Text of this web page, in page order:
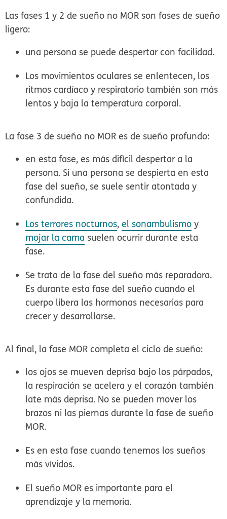
Las fases 1 y 2 de sueño no MOR son fases de sueño
ligero:
una persona se puede despertar con facilidad.
Los movimientos oculares se enlentecen, los
ritmos cardíaco y respiratorio también son más
lentos y baja la temperatura corporal.
La fase 3 de sueño no MOR es de sueño profundo:
en esta fase, es más difícil despertar a la
persona. Si una persona se despierta en esta
fase del sueño, se suele sentir atontada y
confundida.
Los terrores nocturnos,el sonambulismo y
mojar la cama suelen ocurrir durante esta
fase.
Se trata de la fase del sueño más reparadora.
Es durante esta fase del sueño cuando el
cuerpo libera las hormonas necesarias para
crecer y desarrollarse.
Al final, la fase MOR completa el ciclo de sueño:
los ojos se mueven deprisa bajo los párpados,
la respiración se acelera y el corazón también
late más deprisa. No se pueden mover los
brazos ni las piernas durante la fase de sueño
MOR.
Es en esta fase cuando tenemos los sueños
más vívidos.
El sueño MOR es importante para el
aprendizaje y la memoria.